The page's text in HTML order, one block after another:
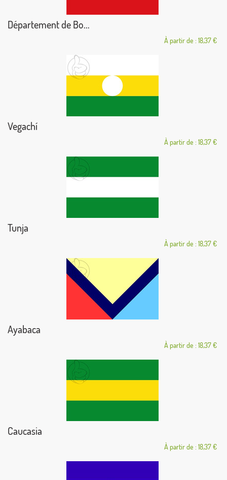
Département de Bo...
À partir de : 18,37 €
Vegachí
À partir de : 18,37 €
Tunja
À partir de : 18,37 €
Ayabaca
À partir de : 18,37 €
Caucasia
À partir de : 18,37 €